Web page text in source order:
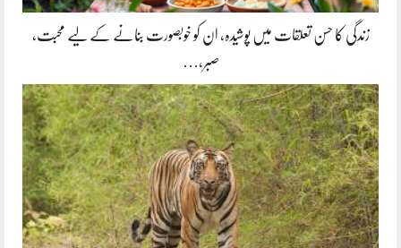
زندگی کا حسن تعلقات میں پوشیدہ, ان کو خوبصورت بنانے کے لیے محبت،
صبر،…